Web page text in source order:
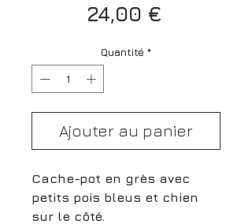
24,00 €Prix
Quantité *
Ajouter au panier
Cache-pot en grès avec
petits pois bleus et chien
sur le côté.